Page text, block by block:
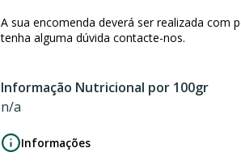
A sua encomenda deverá ser realizada com
tenha alguma dúvida contacte-nos.
Informação Nutricional por 100gr
n/a
Informações